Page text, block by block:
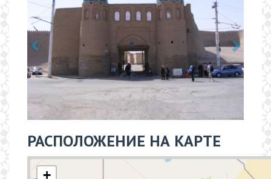
РАСПОЛОЖЕНИЕ НА КАРТЕ
+